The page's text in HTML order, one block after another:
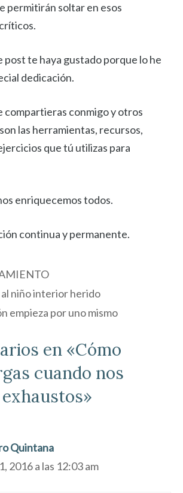
permitirán soltar en esos
post te haya gustado porque lo he
dedicación.
compartieras conmigo y otros
las herramientas, recursos,
que tú utilizas para
enriquecemos todos.
continua y permanente.
al niño interior herido
empieza por uno mismo
en «Cómo
cuando nos
Quintana
2016 a las 12:03 am